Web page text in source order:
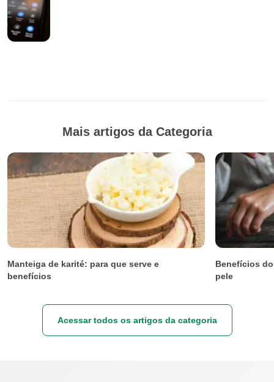
Mais artigos da Categoria
Manteiga de karité: para que serve e
benefícios
Benefícios
pele
Acessar todos os artigos da categoria